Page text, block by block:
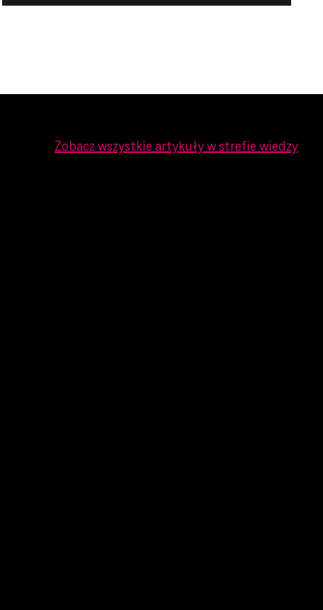
Zobacz wszystkie artykuły w strefie wiedzy